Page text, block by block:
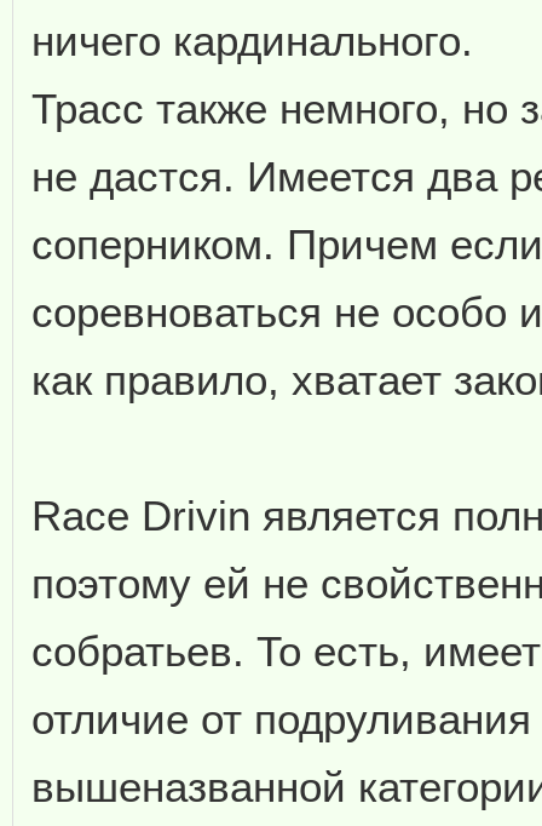
ничего кардинального.
Трасс также немного, но
не дастся. Имеется два
соперником. Причем
соревноваться не особо
как правило, хватает
Race Drivin является
поэтому ей не
собратьев. То есть,
отличие от
вышеназванной